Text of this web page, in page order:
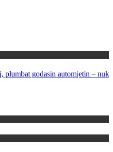
plumbat godasin automjetin – nuk